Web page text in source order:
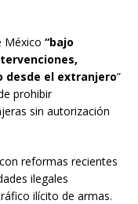
México “bajo
desde el extranjero”
prohibir
sin autorización
reformas recientes
ilegales
ilícito de armas.